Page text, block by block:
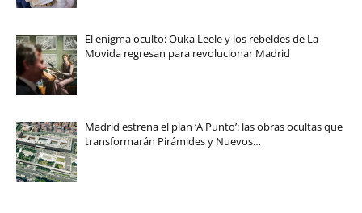
El enigma oculto: Ouka Leele y los rebeldes de La
Movida regresan para revolucionar Madrid
Madrid estrena el plan ‘A Punto’: las obras ocultas que
transformarán Pirámides y Nuevos…